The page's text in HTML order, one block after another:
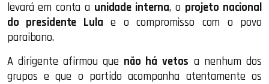
levará em conta a unidade interna, o projeto nacional
do presidente Lula e o compromisso com o povo
paraibano.
A dirigente afirmou que não há vetos a nenhum dos
grupos e que o partido acompanha atentamente os